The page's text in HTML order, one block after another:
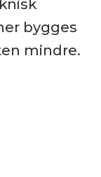
bygges
mindre.